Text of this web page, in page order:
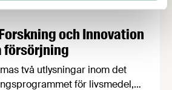
och Innovation
försörjning
två utlysningar inom det
för livsmedel,